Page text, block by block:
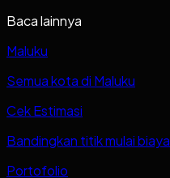
Baca lainnya
Maluku
Semua kota di Maluku
Cek Estimasi
Bandingkan titik mulai biaya
Portofolio